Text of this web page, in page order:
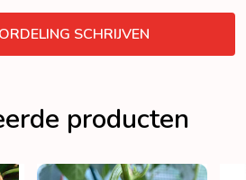
SCHRIJVEN
producten